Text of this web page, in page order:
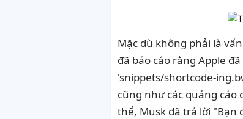
Mặc dù không phải là
đã báo cáo rằng Apple
'snippets/shortcode-
cũng như các quảng cáo
thể, Musk đã trả lời "Bạn